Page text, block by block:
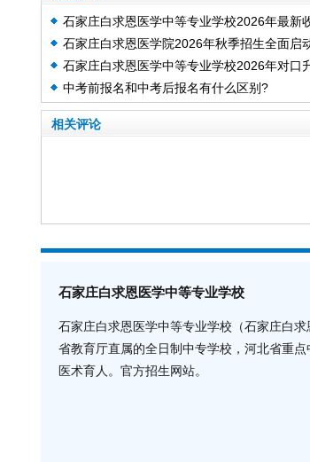
石家庄白求恩医学中等专业学校2026年最新
石家庄白求恩医学院2026年秋季招生全面启
石家庄白求恩医学中等专业学校2026年对口
试成果喜人
中考前报名和中考后报名有什么区别?
相关评论
石家庄白求恩医学中等专业学校
石家庄白求恩医学中等专业学校（石家庄白
省教育厅直属的全日制中专学校，河北省重
医术育人。官方招生网站。